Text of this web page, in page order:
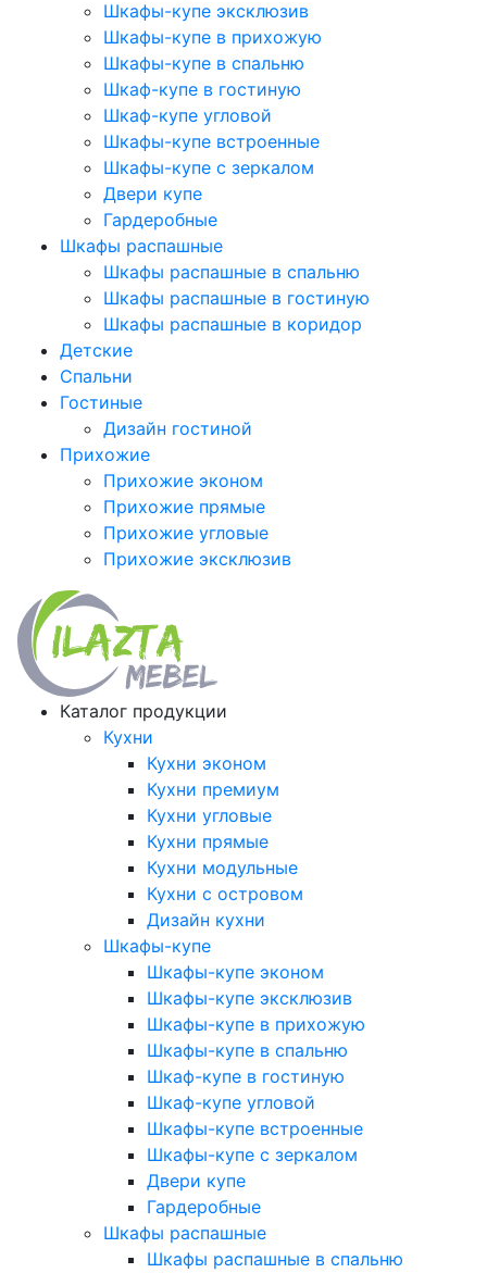
Шкафы-купе эксклюзив
Шкафы-купе в прихожую
Шкафы-купе в спальню
Шкаф-купе в гостиную
Шкаф-купе угловой
Шкафы-купе встроенные
Шкафы-купе с зеркалом
Двери купе
Гардеробные
Шкафы распашные
Шкафы распашные в спальню
Шкафы распашные в гостиную
Шкафы распашные в коридор
Детские
Спальни
Гостиные
Дизайн гостиной
Прихожие
Прихожие эконом
Прихожие прямые
Прихожие угловые
Прихожие эксклюзив
Каталог продукции
Кухни
Кухни эконом
Кухни премиум
Кухни угловые
Кухни прямые
Кухни модульные
Кухни с островом
Дизайн кухни
Шкафы-купе
Шкафы-купе эконом
Шкафы-купе эксклюзив
Шкафы-купе в прихожую
Шкафы-купе в спальню
Шкаф-купе в гостиную
Шкаф-купе угловой
Шкафы-купе встроенные
Шкафы-купе с зеркалом
Двери купе
Гардеробные
Шкафы распашные
Шкафы распашные в спальню